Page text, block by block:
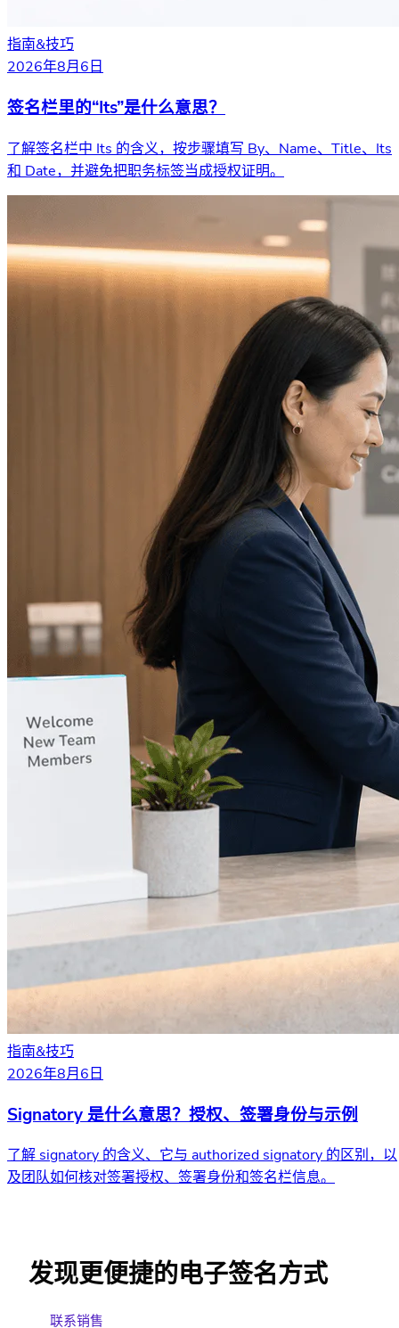
指南&技巧
2026年8月6日
签名栏里的“Its”是什么意思？
了解签名栏中 Its 的含义，按步骤填写 By、Name、Title、Its
和 Date，并避免把职务标签当成授权证明。
指南&技巧
2026年8月6日
Signatory 是什么意思？授权、签署身份与示例
了解 signatory 的含义、它与 authorized signatory 的区别，以
及团队如何核对签署授权、签署身份和签名栏信息。
发现更便捷的电子签名方式
联系销售